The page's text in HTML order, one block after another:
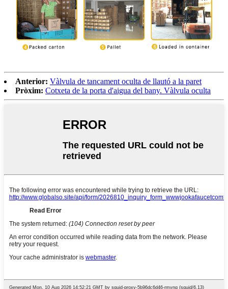
Anterior: Vàlvula de tancament oculta de llautó a la paret
Pròxim: Cotxeta de la porta d'aigua del bany. Vàlvula oculta